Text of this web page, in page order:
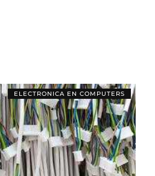
ELECTRONICA EN COMPUTERS